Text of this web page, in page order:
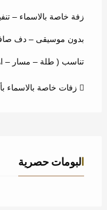
زفة خاصة بالاسماء –
بدون موسيقى – دف
تناسب ( طلة – مسار –
زفات خاصة بالاسماء
البومات حصرية
زفة استدل